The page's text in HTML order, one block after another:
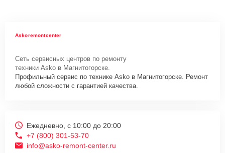
Askoremontcenter
Сеть сервисных центров по ремонту
техники Asko в Магнитогорске.
Профильный сервис по технике Asko в Магнитогорске. Ремонт
любой сложности с гарантией качества.
Ежедневно, с 10:00 до 20:00
+7 (800) 301-53-70
info@asko-remont-center.ru